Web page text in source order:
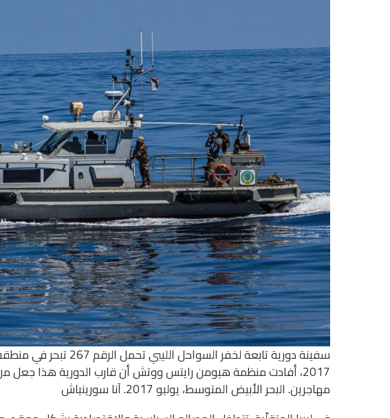
سفينة دورية تابعة لخفر
2017، أفادت منظمة هيومن رايتس ووتش أن قارب الدورية هذا
مهاجرين. البحر الأبيض المتوسط، يوليو 2017. آنا سورينياش